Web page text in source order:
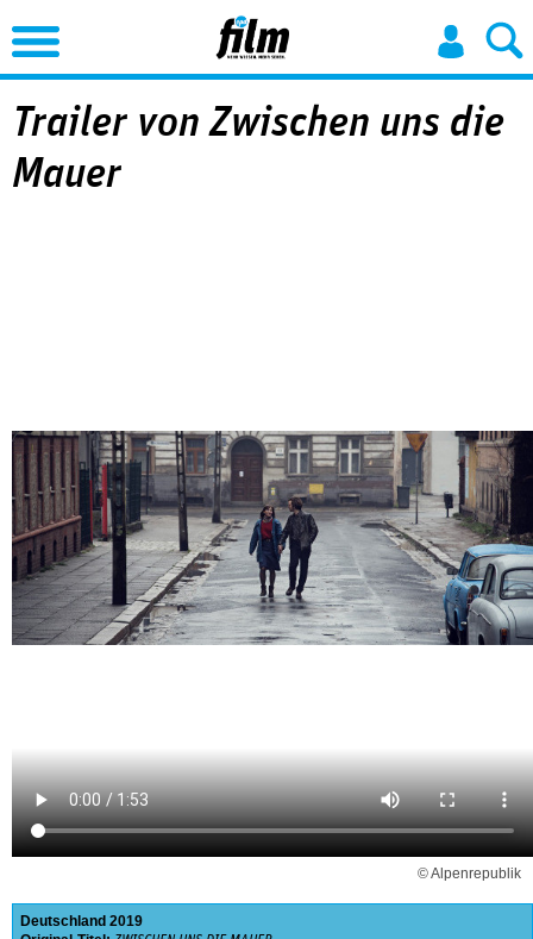
Jump to Navigation
Trailer von Zwischen uns die
Mauer
© Alpenrepublik
Deutschland 2019